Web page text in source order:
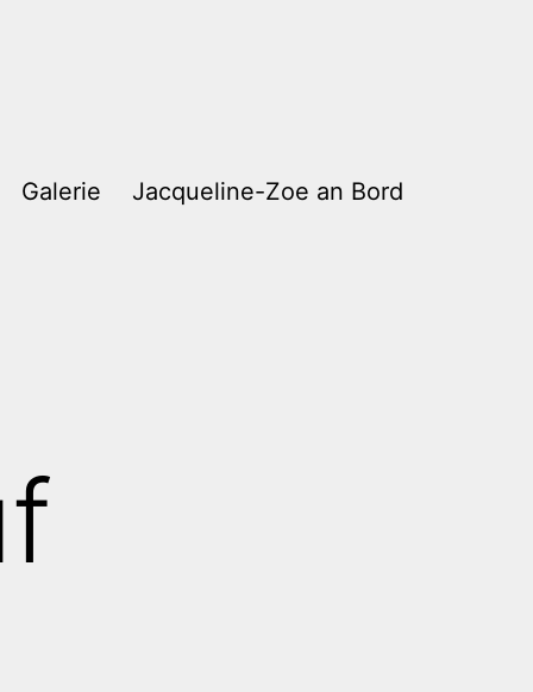
Galerie Jacqueline-Zoe an Bord